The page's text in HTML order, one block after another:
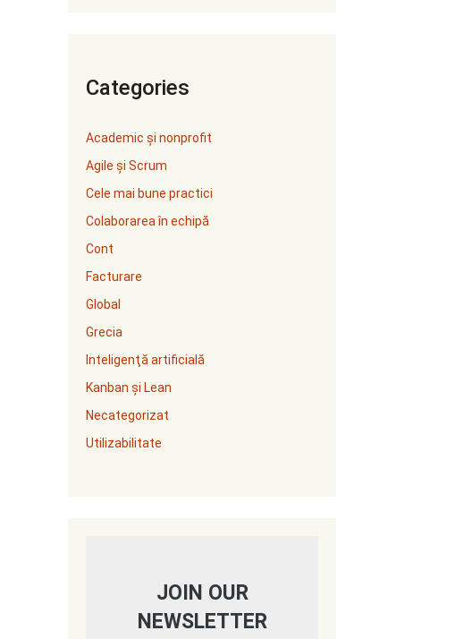
Categories
Academic și nonprofit
Agile și Scrum
Cele mai bune practici
Colaborarea în echipă
Cont
Facturare
Global
Grecia
Inteligenţă artificială
Kanban și Lean
Necategorizat
Utilizabilitate
JOIN OUR
NEWSLETTER